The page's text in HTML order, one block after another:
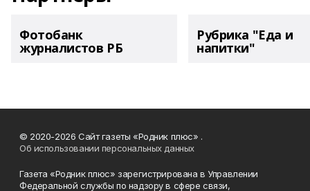
Фотобанк
журналистов РБ
Рубрика "Еда и
напитки"
© 2020-2026 Сайт газеты «Родник плюс» .
Об использовании персональных данных
Газета «Родник плюс» зарегистрирована в Управлении
Федеральной службы по надзору в сфере связи,